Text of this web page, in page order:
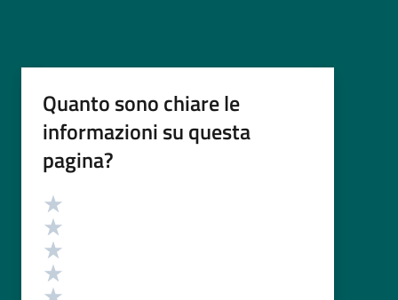
Quanto sono chiare le
informazioni su questa
pagina?
Valutazione